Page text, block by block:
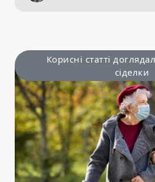
Корисні статті
сіделки